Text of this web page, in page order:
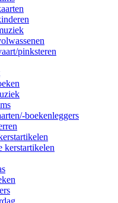
pinksteren
boekenleggers
kerstartikelen